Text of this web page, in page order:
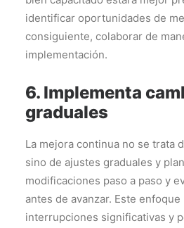
identificar oportunidades de
consiguiente, colaborar de
implementación.
6. Implementa
graduales
La mejora continua no se trata
sino de ajustes graduales y
modificaciones paso a paso y
antes de avanzar. Este
interrupciones significativas y